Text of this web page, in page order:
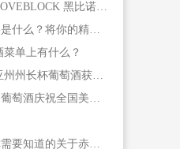
来自新西兰的 LOVEBLOCK 黑比诺 2012 年现已上市
你的葡萄酒性格是什么？将你的精神与你的葡萄相匹配
菜单上有什么？
2021 年弗吉尼亚州州长杯葡萄酒获奖者名单公布
用适合您生肖的葡萄酒庆祝全国美酒日
国际赤霞珠日你需要知道的关于赤霞珠的一切(一）